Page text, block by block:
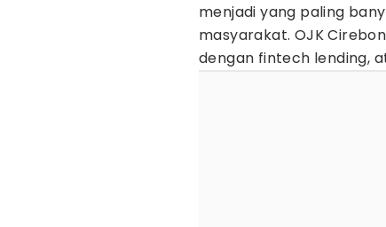
menjadi yang paling
masyarakat. OJK
dengan fintech lending,